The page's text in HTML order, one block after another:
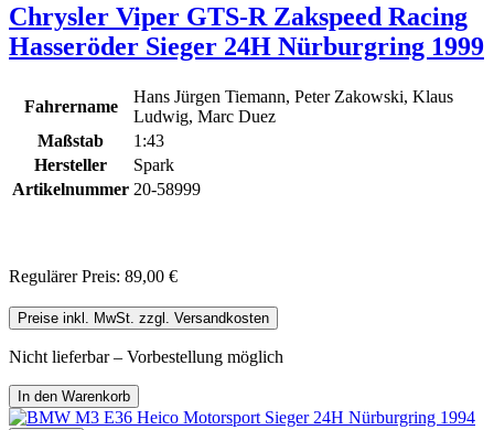
Chrysler Viper GTS-R Zakspeed Racing
Hasseröder Sieger 24H Nürburgring 1999
Fahrername
Hans Jürgen Tiemann, Peter Zakowski, Klaus
Ludwig, Marc Duez
Maßstab
1:43
Hersteller
Spark
Artikelnummer 20-58999
Regulärer Preis: 89,00 €
Preise inkl. MwSt. zzgl. Versandkosten
Nicht lieferbar – Vorbestellung möglich
In den Warenkorb